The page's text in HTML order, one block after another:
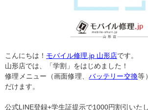
こんにちは！ モバイル修理.jp 山形店です。
山形店では、「学割」をはじめました！
修理メニュー（画面修理、バッテリー交換等
だけます。
公式LINE登録+学生証提示で1000円割引いたし